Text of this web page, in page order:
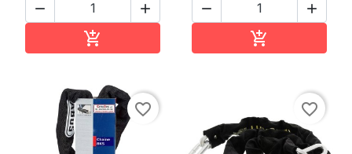
 

 

favorite_border favorite_border